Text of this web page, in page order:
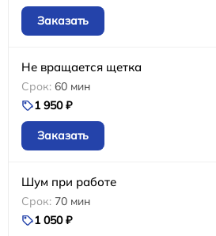
Заказать
Не вращается щетка
60 мин
1 950 ₽
Заказать
Шум при работе
70 мин
1 050 ₽